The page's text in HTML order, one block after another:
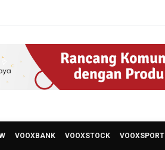
VOOXBANK VOOXSTOCK VOOXSPORT